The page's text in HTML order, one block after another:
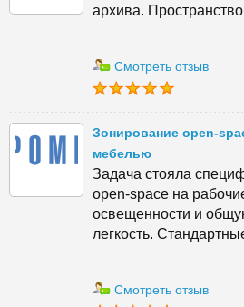
архива.
Смотреть отзыв
Зонирование open-
мебелью
Задача стояла
open-space на
освещенности и
легкость.
Смотреть отзыв